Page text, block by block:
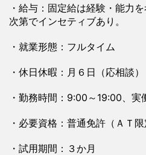
・給与：固定給は経験・能力
次第でインセティブあり。
・就業形態：フルタイム
・休日休暇：月６日（応相談）
・勤務時間：9:00～19:00、実
・必要資格：普通免許（ＡＴ限
・試用期間：３か月